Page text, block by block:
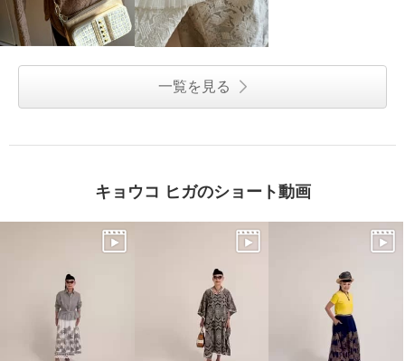
一覧を見る
キョウコ ヒガのショート動画